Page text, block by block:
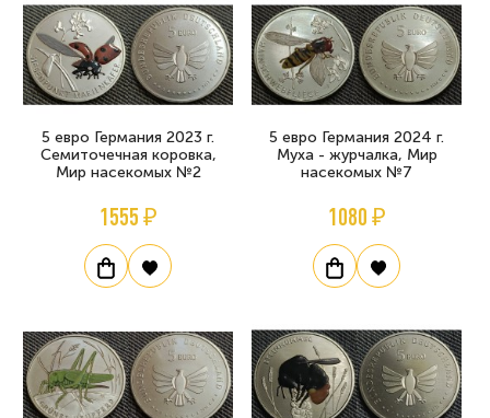
5 евро Германия 2023 г.
Семиточечная коровка,
Мир насекомых №2
1555 ₽
5 евро Германия 2024 г.
Муха - журчалка, Мир
насекомых №7
1080 ₽